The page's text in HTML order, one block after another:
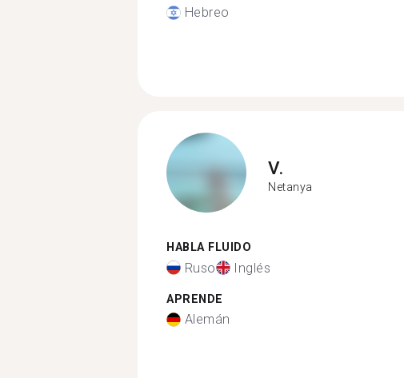
Hebreo
V.
Netanya
HABLA FLUIDO
Ruso Inglés
APRENDE
Alemán